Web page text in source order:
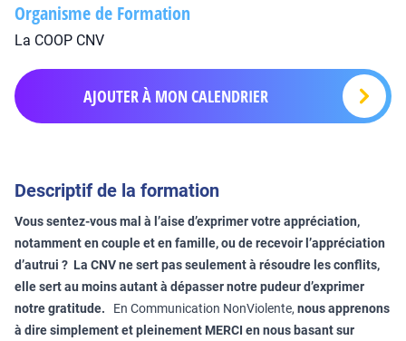
Organisme de Formation
La COOP CNV
AJOUTER À MON CALENDRIER
Descriptif de la formation
Vous sentez-vous mal à l’aise d’exprimer votre appréciation,
notamment en couple et en famille, ou de recevoir l’appréciation
d’autrui ? La CNV ne sert pas seulement à résoudre les conflits,
elle sert au moins autant à dépasser notre pudeur d’exprimer
notre gratitude. En Communication NonViolente, nous apprenons
à dire simplement et pleinement MERCI en nous basant sur